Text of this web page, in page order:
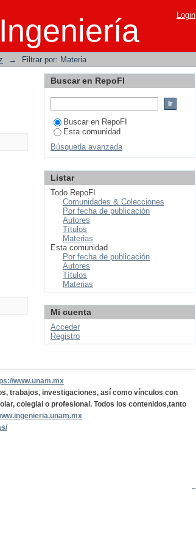
Login
→ Filtrar por: Materia
Buscar en RepoFI
Buscar en RepoFI
Esta comunidad
Búsqueda avanzada
Listar
Todo RepoFI
Comunidades & Colecciones
Por fecha de publicación
Autores
Títulos
Materias
Esta comunidad
Por fecha de publicación
Autores
Títulos
Materias
Mi cuenta
Acceder
Registro
www.unam.mx
trabajos, investigaciones, así como vínculos con
colegial o profesional. Todos los contenidos,tanto